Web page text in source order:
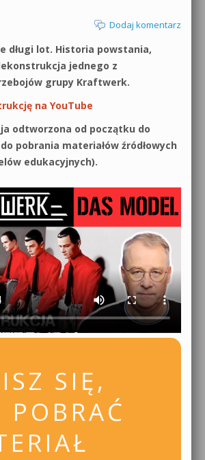
Dodaj komentarz
długi lot. Historia powstania,
jednego z
grupy Kraftwerk.
na YouTube
odtworzona od początku do
pobrania materiałów źródłowych
edukacyjnych).
SIĘ,
POBRAĆ